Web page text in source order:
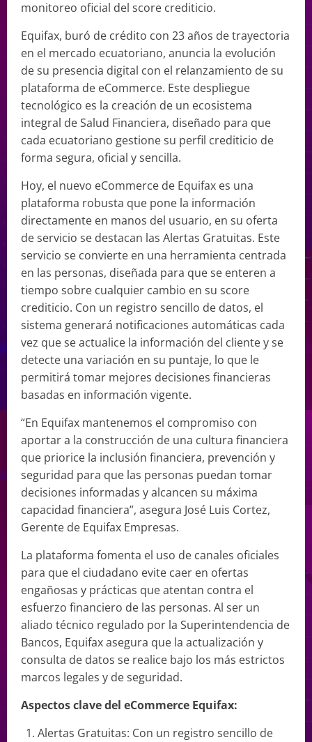
monitoreo oficial del score crediticio.
Equifax, buró de crédito con 23 años de trayectoria
en el mercado ecuatoriano, anuncia la evolución
de su presencia digital con el relanzamiento de su
plataforma de eCommerce. Este despliegue
tecnológico es la creación de un ecosistema
integral de Salud Financiera, diseñado para que
cada ecuatoriano gestione su perfil crediticio de
forma segura, oficial y sencilla.
Hoy, el nuevo eCommerce de Equifax es una
plataforma robusta que pone la información
directamente en manos del usuario, en su oferta
de servicio se destacan las Alertas Gratuitas. Este
servicio se convierte en una herramienta centrada
en las personas, diseñada para que se enteren a
tiempo sobre cualquier cambio en su score
crediticio. Con un registro sencillo de datos, el
sistema generará notificaciones automáticas cada
vez que se actualice la información del cliente y se
detecte una variación en su puntaje, lo que le
permitirá tomar mejores decisiones financieras
basadas en información vigente.
“En Equifax mantenemos el compromiso con
aportar a la construcción de una cultura financiera
que priorice la inclusión financiera, prevención y
seguridad para que las personas puedan tomar
decisiones informadas y alcancen su máxima
capacidad financiera”, asegura José Luis Cortez,
Gerente de Equifax Empresas.
La plataforma fomenta el uso de canales oficiales
para que el ciudadano evite caer en ofertas
engañosas y prácticas que atentan contra el
esfuerzo financiero de las personas. Al ser un
aliado técnico regulado por la Superintendencia de
Bancos, Equifax asegura que la actualización y
consulta de datos se realice bajo los más estrictos
marcos legales y de seguridad.
Aspectosclavedel eCommerce Equifax:
Alertas Gratuitas: Con un registro sencillo de